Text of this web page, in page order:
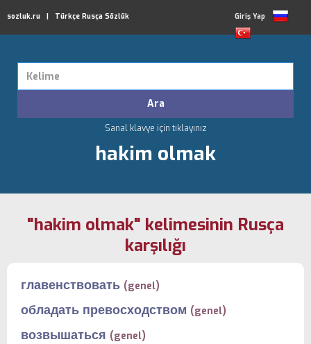
sozluk.ru | Türkçe Rusça Sözlük Giriş Yap
Sanal klavye için tıklayınız
hakim olmak
"hakim olmak" kelimesinin Rusça
karşılığı
главенствовать (genel)
обладать превосходством (genel)
возвышаться (genel)